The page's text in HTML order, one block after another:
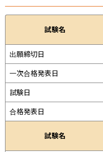
試験名
出願締切日
一次合格発表日
試験日
合格発表日
試験名